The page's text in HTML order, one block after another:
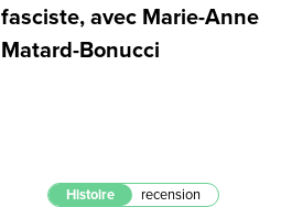
fasciste, avec Marie-Anne
Matard-Bonucci
Histoire recension